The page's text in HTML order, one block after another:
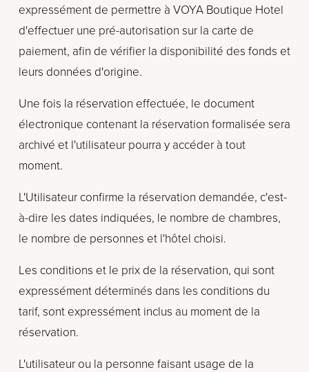
expressément de permettre à VOYA Boutique Hotel
d'effectuer une pré-autorisation sur la carte de
paiement, afin de vérifier la disponibilité des fonds et
leurs données d'origine.
Une fois la réservation effectuée, le document
électronique contenant la réservation formalisée sera
archivé et l'utilisateur pourra y accéder à tout
moment.
L'Utilisateur confirme la réservation demandée, c'est-
à-dire les dates indiquées, le nombre de chambres,
le nombre de personnes et l'hôtel choisi.
Les conditions et le prix de la réservation, qui sont
expressément déterminés dans les conditions du
tarif, sont expressément inclus au moment de la
réservation.
L'utilisateur ou la personne faisant usage de la